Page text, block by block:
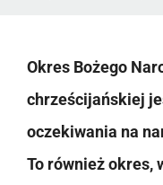
Okres Bożego
chrześcijańskiej
oczekiwania na
To również okres,